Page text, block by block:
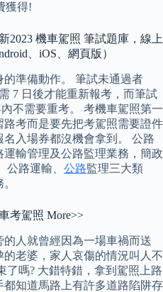
獲得!
2023 機車駕照 筆試題庫，線上
、iOS、網頁版）
準備動作。 筆試未通過者
7 日後才能重新報考，而筆試
不需要重考。 考機車駕照第一
考而是要先把考駕照需要證件
入場券都沒機會拿到。 公路
輸管理及公路監理業務，簡政
路運輸、 公路監理三大類
考駕照 More>>
人就曾經因為一場車禍而送
老婆，家人哀傷的情況叫人不
了嗎? 大錯特錯，拿到駕照上路
知道馬路上有許多道路陷阱存